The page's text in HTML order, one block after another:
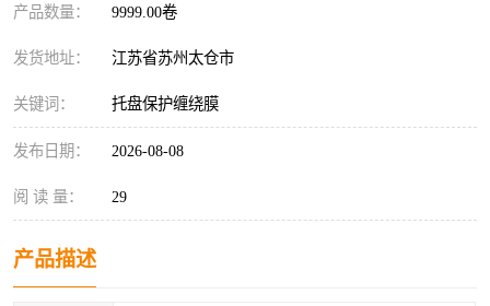
产品数量： 9999.00卷
发货地址： 江苏省苏州太仓市
关键词： 托盘保护缠绕膜
发布日期： 2026-08-08
阅 读 量： 29
产品描述